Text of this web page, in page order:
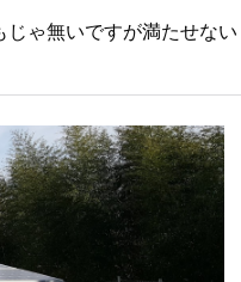
ゃ無いですが満たせない